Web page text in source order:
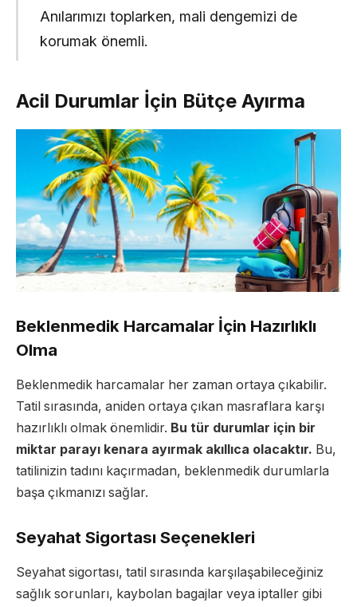
Anılarımızı toplarken, mali dengemizi de
korumak önemli.
Acil Durumlar İçin Bütçe Ayırma
Beklenmedik Harcamalar İçin Hazırlıklı
Olma
Beklenmedik harcamalar her zaman ortaya çıkabilir.
Tatil sırasında, aniden ortaya çıkan masraflara karşı
hazırlıklı olmak önemlidir. Bu tür durumlar için bir
miktar parayı kenara ayırmak akıllıca olacaktır. Bu,
tatilinizin tadını kaçırmadan, beklenmedik durumlarla
başa çıkmanızı sağlar.
Seyahat Sigortası Seçenekleri
Seyahat sigortası, tatil sırasında karşılaşabileceğiniz
sağlık sorunları, kaybolan bagajlar veya iptaller gibi